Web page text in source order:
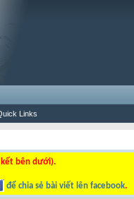
Links
kết bên dưới).
để chia sẻ bài viết lên facebook.